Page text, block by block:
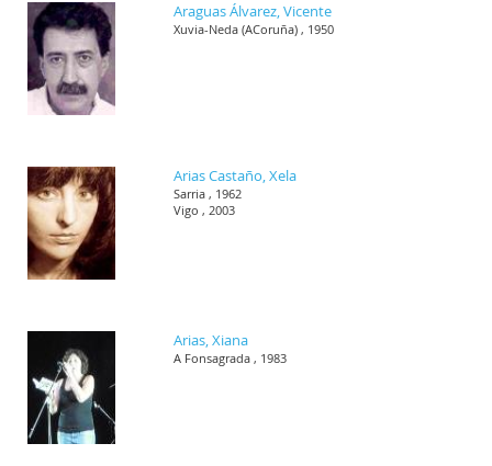
Araguas Álvarez, Vicente
Xuvia-Neda (ACoruña) , 1950
Arias Castaño, Xela
Sarria , 1962
Vigo , 2003
Arias, Xiana
A Fonsagrada , 1983